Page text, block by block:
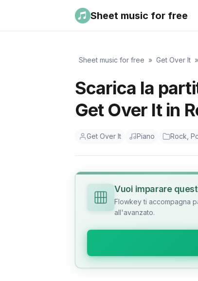
Sheet music for free
Sheet music for free » Get Over It »
Scarica la
Get Over It in
Get Over It Piano Rock,
Vuoi imparare
Flowkey ti accompagna
all'avanzato.